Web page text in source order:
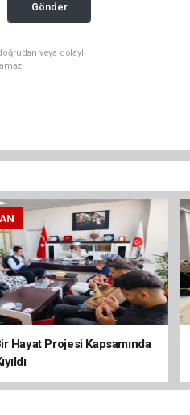
Gönder
veya dolaylı
Hayat Projesi Kapsamında